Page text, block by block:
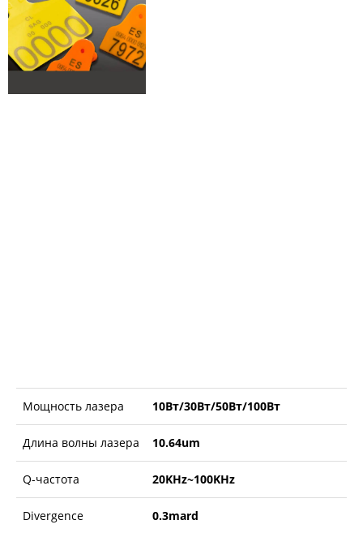
Мощность лазера 10Вт/30Вт/50Вт/100Вт
Длина волны лазера 10.64um
Q-частота 20KHz~100KHz
Divergence 0.3mard